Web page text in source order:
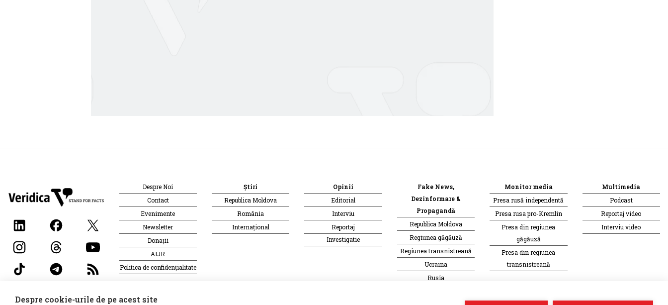
Despre Noi
Contact
Evenimente
Newsletter
Donații
AIJR
Politica de confidențialitate
Știri
Republica Moldova
România
Internațional
Opinii
Editorial
Interviu
Reportaj
Investigatie
Fake News,
Dezinformare &
Propagandă
Republica Moldova
Regiunea găgăuză
Regiunea transnistreană
Ucraina
Rusia
Monitor media
Presa rusă independentă
Presa rusa pro-Kremlin
Presa din regiunea
găgăuză
Presa din regiunea
transnistreană
Multimedia
Podcast
Reportaj video
Interviu video
Despre cookie-urile de pe acest site